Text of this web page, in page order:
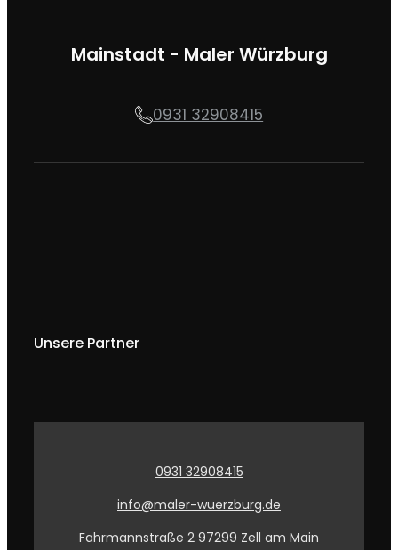
Mainstadt - Maler Würzburg
0931 32908415
Unsere Partner
0931 32908415
info@maler-wuerzburg.de
Fahrmannstraße 2 97299 Zell am Main